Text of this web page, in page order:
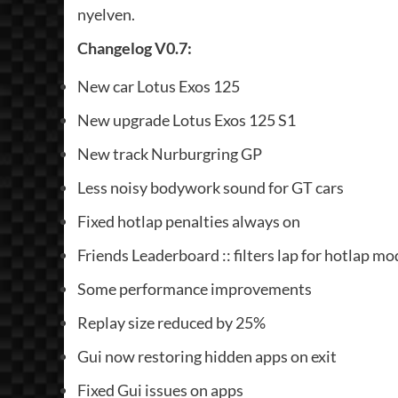
nyelven.
Changelog V0.7:
New car Lotus Exos 125
New upgrade Lotus Exos 125 S1
New track Nurburgring GP
Less noisy bodywork sound for GT cars
Fixed hotlap penalties always on
Friends Leaderboard :: filters lap for hotlap
Some performance improvements
Replay size reduced by 25%
Gui now restoring hidden apps on exit
Fixed Gui issues on apps